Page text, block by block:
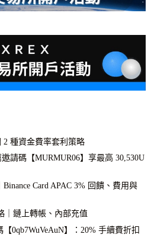
2 種資金費率套利策略
請碼【MURMUR06】享最高 30,530U
Card APAC 3% 回饋、費用與
｜鏈上轉帳、內部充值
0qb7WuVeAuN】：20% 手續費折扣